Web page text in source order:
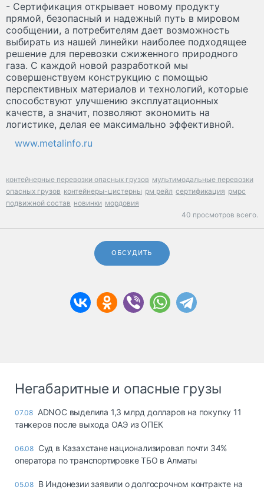
- Сертификация открывает новому продукту
прямой, безопасный и надежный путь в мировом
сообщении, а потребителям дает возможность
выбирать из нашей линейки наиболее подходящее
решение для перевозки сжиженного природного
газа. С каждой новой разработкой мы
совершенствуем конструкцию с помощью
перспективных материалов и технологий, которые
способствуют улучшению эксплуатационных
качеств, а значит, позволяют экономить на
логистике, делая ее максимально эффективной.
www.metalinfo.ru
контейнерные перевозки опасных грузов мультимодальные перевозки
опасных грузов контейнеры-цистерны рм рейл сертификация рмрс
подвижной состав новинки мордовия
40 просмотров всего.
ОБСУДИТЬ
Негабаритные и опасные грузы
07.08 ADNOC выделила 1,3 млрд долларов на покупку 11
танкеров после выхода ОАЭ из ОПЕК
06.08 Суд в Казахстане национализировал почти 34%
оператора по транспортировке ТБО в Алматы
05.08 В Индонезии заявили о долгосрочном контракте на